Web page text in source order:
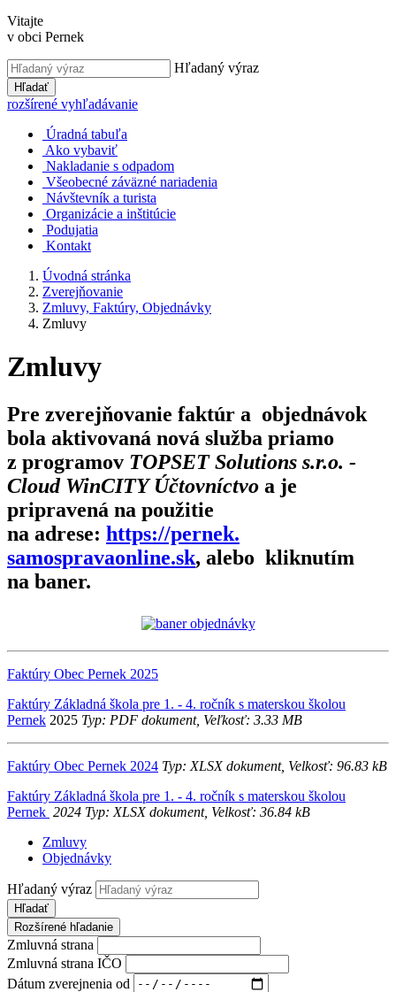
Vitajte
v obci Pernek
Hľadaný výraz
Hľadať
rozšírené vyhľadávanie
Úradná tabuľa
Ako vybaviť
Nakladanie s odpadom
Všeobecné záväzné nariadenia
Návštevník a turista
Organizácie a inštitúcie
Podujatia
Kontakt
Úvodná stránka
Zverejňovanie
Zmluvy, Faktúry, Objednávky
Zmluvy
Zmluvy
Pre zverejňovanie faktúr a objednávok
bola aktivovaná nová služba priamo
z programov TOPSET Solutions s.r.o. -
Cloud WinCITY Účtovníctvo a je
pripravená na použitie
na adrese: https://pernek.
samospravaonline.sk, alebo kliknutím
na baner.
Faktúry Obec Pernek 2025
Faktúry Základná škola pre 1. - 4. ročník s materskou školou
Pernek 2025 Typ: PDF dokument, Veľkosť: 3.33 MB
Faktúry Obec Pernek 2024 Typ: XLSX dokument, Velkosť: 96.83 kB
Faktúry Základná škola pre 1. - 4. ročník s materskou školou
Pernek 2024 Typ: XLSX dokument, Velkosť: 36.84 kB
Zmluvy
Objednávky
Hľadaný výraz
Hľadať
Rozšírené hľadanie
Zmluvná strana
Zmluvná strana IČO
Dátum zverejnenia od